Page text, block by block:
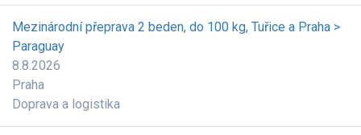
Mezinárodní přeprava 2 beden, do 100 kg, Tuřice a Praha >
Paraguay
8.8.2026
Praha
Doprava a logistika